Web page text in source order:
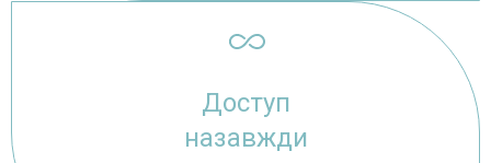
Доступ
назавжди